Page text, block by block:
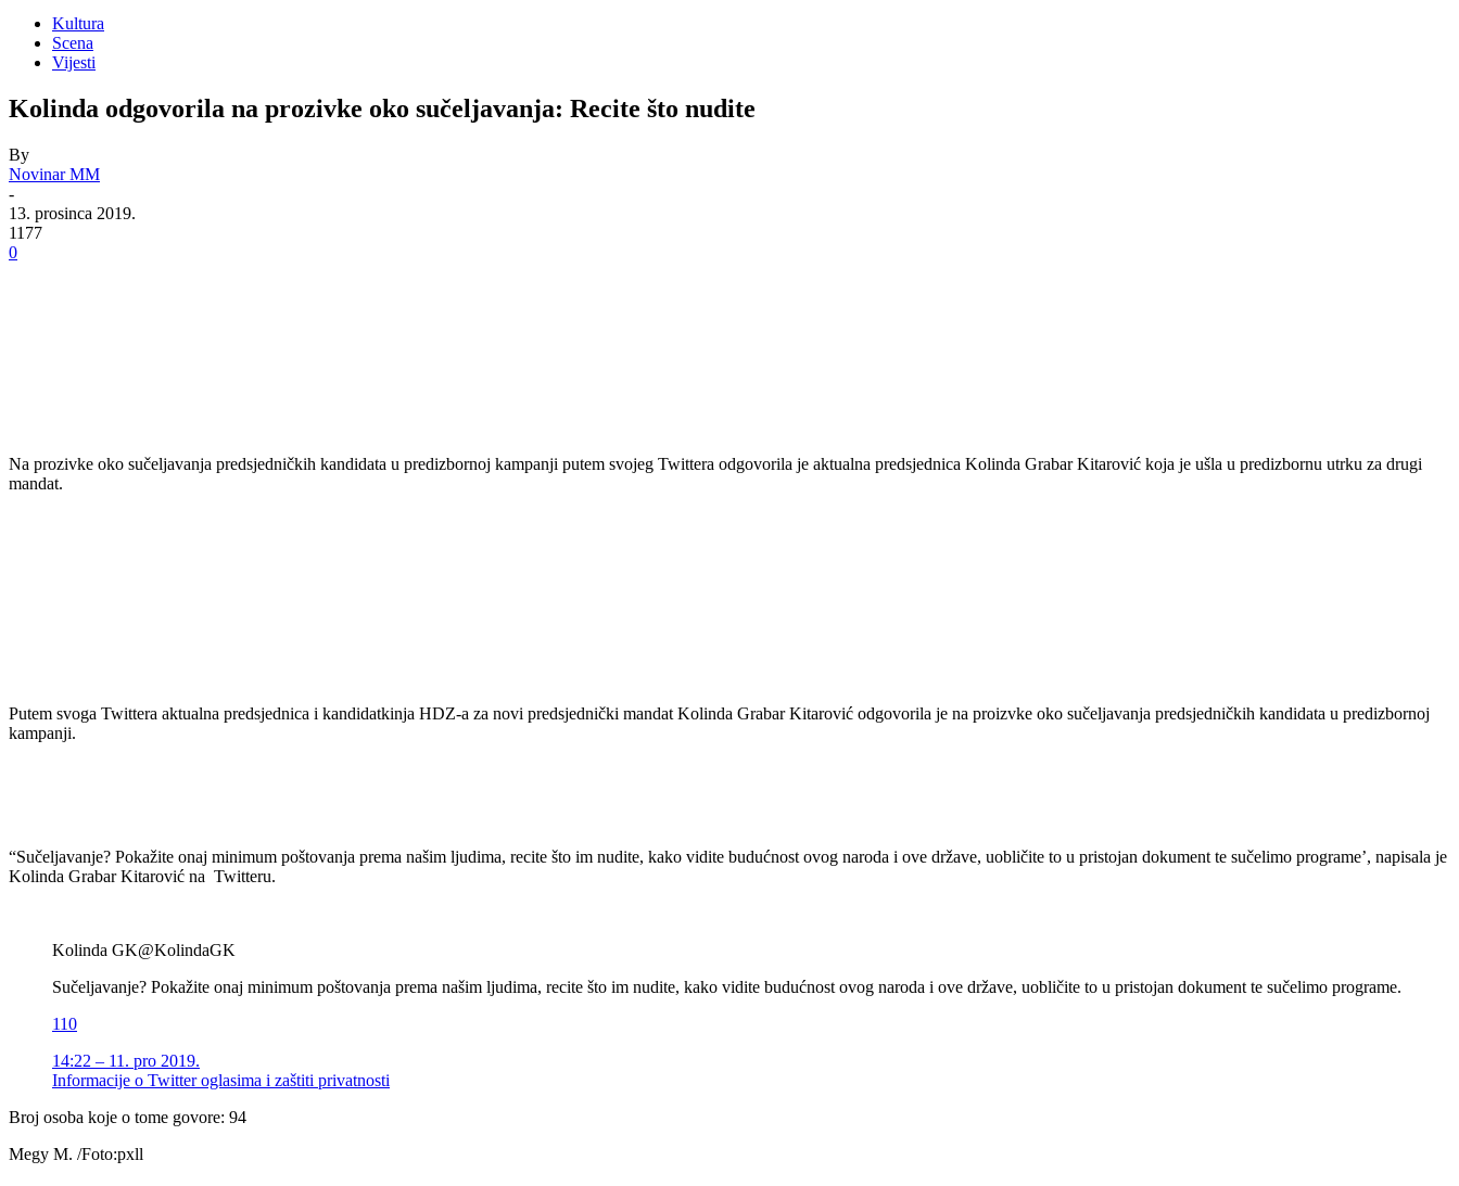
Kultura
Scena
Vijesti
Kolinda odgovorila na prozivke oko sučeljavanja: Recite što nudite
By
Novinar MM
-
13. prosinca 2019.
1177
0
Na prozivke oko sučeljavanja predsjedničkih kandidata u predizbornoj kampanji putem svojeg Twittera odgovorila je aktualna predsjednica Kolinda Grabar Kitarović koja je ušla u predizbornu utrku za drugi
mandat.
Putem svoga Twittera aktualna predsjednica i kandidatkinja HDZ-a za novi predsjednički mandat Kolinda Grabar Kitarović odgovorila je na proizvke oko sučeljavanja predsjedničkih kandidata u predizbornoj
kampanji.
“Sučeljavanje? Pokažite onaj minimum poštovanja prema našim ljudima, recite što im nudite, kako vidite budućnost ovog naroda i ove države, uobličite to u pristojan dokument te sučelimo programe’, napisala je
Kolinda Grabar Kitarović na Twitteru.
Kolinda GK@KolindaGK
Sučeljavanje? Pokažite onaj minimum poštovanja prema našim ljudima, recite što im nudite, kako vidite budućnost ovog naroda i ove države, uobličite to u pristojan dokument te sučelimo programe.
110
14:22 – 11. pro 2019.
Informacije o Twitter oglasima i zaštiti privatnosti
Broj osoba koje o tome govore: 94
Megy M. /Foto:pxll